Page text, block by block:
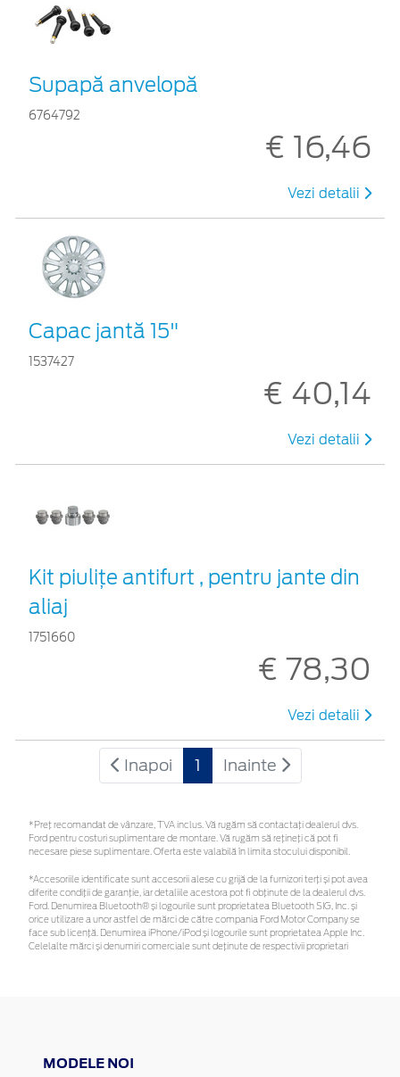
Supapă anvelopă
6764792
€ 16,46
Vezi detalii
Capac jantă 15"
1537427
€ 40,14
Vezi detalii
Kit piuliţe antifurt , pentru jante din
aliaj
1751660
€ 78,30
Vezi detalii
Inapoi 1 Inainte
*Preţ recomandat de vânzare, TVA inclus. Vă rugăm să contactaţi dealerul dvs.
Ford pentru costuri suplimentare de montare. Vă rugăm să rețineți că pot fi
necesare piese suplimentare. Oferta este valabilă în limita stocului disponibil.
*Accesoriile identificate sunt accesorii alese cu grijă de la furnizori terți și pot avea
diferite condiții de garanție, iar detaliile acestora pot fi obținute de la dealerul dvs.
Ford. Denumirea Bluetooth® și logourile sunt proprietatea Bluetooth SIG, Inc. și
orice utilizare a unor astfel de mărci de către compania Ford Motor Company se
face sub licență. Denumirea iPhone/iPod și logourile sunt proprietatea Apple Inc.
Celelalte mărci și denumiri comerciale sunt deținute de respectivii proprietari
MODELE NOI